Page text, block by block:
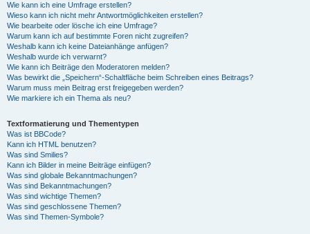
Wie kann ich eine Umfrage erstellen?
Wieso kann ich nicht mehr Antwortmöglichkeiten erstellen?
Wie bearbeite oder lösche ich eine Umfrage?
Warum kann ich auf bestimmte Foren nicht zugreifen?
Weshalb kann ich keine Dateianhänge anfügen?
Weshalb wurde ich verwarnt?
Wie kann ich Beiträge den Moderatoren melden?
Was bewirkt die „Speichern“-Schaltfläche beim Schreiben eines Beitrags?
Warum muss mein Beitrag erst freigegeben werden?
Wie markiere ich ein Thema als neu?
Textformatierung und Thementypen
Was ist BBCode?
Kann ich HTML benutzen?
Was sind Smilies?
Kann ich Bilder in meine Beiträge einfügen?
Was sind globale Bekanntmachungen?
Was sind Bekanntmachungen?
Was sind wichtige Themen?
Was sind geschlossene Themen?
Was sind Themen-Symbole?